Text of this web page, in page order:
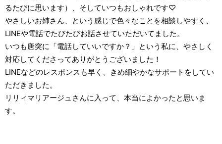
るたびに思います）、そしていつもおしゃれです♡
やさしいお姉さん、という感じで色々なことを相談しやすく、
LINEや電話でたびたびお話させていただいてました。
いつも唐突に「電話していいですか？」という私に、やさしく
対応してくださってありがとうございました！
LINEなどのレスポンスも早く、きめ細やかなサポートをしてい
ただきました。
リリィマリアージュさんに入って、本当によかったと思いま
す。